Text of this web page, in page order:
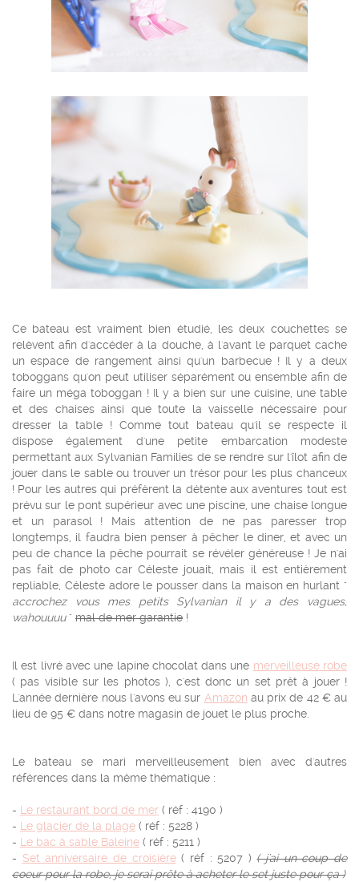
Ce bateau est vraiment bien étudié, les deux couchettes se
relèvent afin d'accéder à la douche, à l'avant le parquet cache
un espace de rangement ainsi qu'un barbecue ! Il y a deux
toboggans qu'on peut utiliser séparément ou ensemble afin de
faire un méga toboggan ! Il y a bien sur une cuisine, une table
et des chaises ainsi que toute la vaisselle nécessaire pour
dresser la table ! Comme tout bateau qu'il se respecte il
dispose également d'une petite embarcation modeste
permettant aux Sylvanian Families de se rendre sur l'îlot afin de
jouer dans le sable ou trouver un trésor pour les plus chanceux
! Pour les autres qui préfèrent la détente aux aventures tout est
prévu sur le pont supérieur avec une piscine, une chaise longue
et un parasol ! Mais attention de ne pas paresser trop
longtemps, il faudra bien penser à pêcher le diner, et avec un
peu de chance la pêche pourrait se révéler généreuse ! Je n'ai
pas fait de photo car Céleste jouait, mais il est entièrement
repliable, Céleste adore le pousser dans la maison en hurlant "
accrochez vous mes petits Sylvanian il y a des vagues,
wahouuuu" mal de mer garantie !
Il est livré avec une lapine chocolat dans une merveilleuse robe
( pas visible sur les photos ), c'est donc un set prêt à jouer !
L'année dernière nous l'avons eu sur Amazon au prix de 42 € au
lieu de 95 € dans notre magasin de jouet le plus proche.
Le bateau se mari merveilleusement bien avec d'autres
références dans la même thématique :
- Le restaurant bord de mer ( réf : 4190 )
- Le glacier de la plage ( réf : 5228 )
- Le bac à sable Baleine ( réf : 5211 )
- Set anniversaire de croisière( réf : 5207 )( j'ai un coup de
coeur pour la robe, je serai prête à acheter le set juste pour ça )